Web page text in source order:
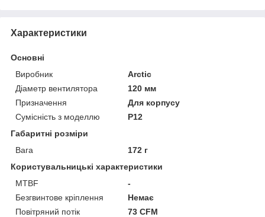
Характеристики
Основні
Виробник
Arctic
Діаметр вентилятора
120 мм
Призначення
Для корпусу
Сумісність з моделлю
P12
Габаритні розміри
Вага
172 г
Користувальницькі характеристики
MTBF
-
Безгвинтове кріплення
Немає
Повітряний потік
73 CFM